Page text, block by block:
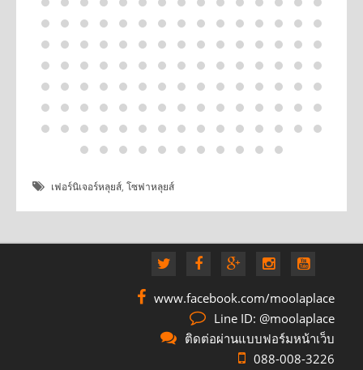
เฟอร์นิเจอร์หลุยส์, โซฟาหลุยส์
www.facebook.com/moolaplace
Line ID: @moolaplace
ติดต่อผ่านแบบฟอร์มหน้าเว็บ
088-008-3226